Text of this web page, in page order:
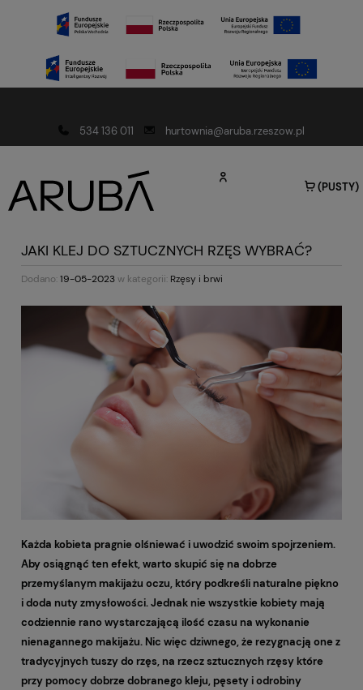
534 136 011
hurtownia@aruba.rzeszow.pl
(PUSTY)
JAKI KLEJ DO SZTUCZNYCH RZĘS WYBRAĆ?
Dodano:19-05-2023w kategorii: Rzęsy i brwi
Każda kobieta pragnie olśniewać i uwodzić swoim spojrzeniem.
Aby osiągnąć ten efekt, warto skupić się na dobrze
przemyślanym makijażu oczu, który podkreśli naturalne piękno
i doda nuty zmysłowości. Jednak nie wszystkie kobiety mają
codziennie rano wystarczającą ilość czasu na wykonanie
nienagannego makijażu. Nic więc dziwnego, że rezygnacją one z
tradycyjnych tuszy do rzęs, na rzecz sztucznych rzęsy które
przy pomocy dobrze dobranego kleju, pęsety i odrobiny